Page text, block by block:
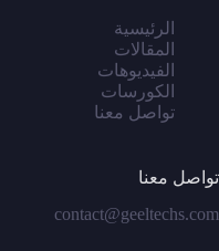
الرئيسية
المقالات
الفيديوهات
الكورسات
تواصل معنا
تواصل معنا
contact@geeltechs.com